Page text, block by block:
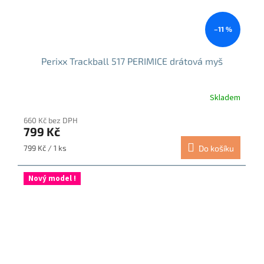
–11 %
Perixx Trackball 517 PERIMICE drátová myš
produktu
je
5,0
5
hvězdiček.
Skladem
660 Kč bez DPH
799 Kč
Měrná
799 Kč / 1 ks Do košíku
Nový model !